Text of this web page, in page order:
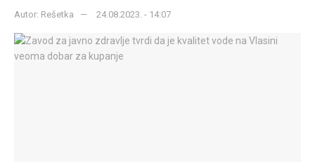
Autor: Rešetka 24.08.2023. - 14:07